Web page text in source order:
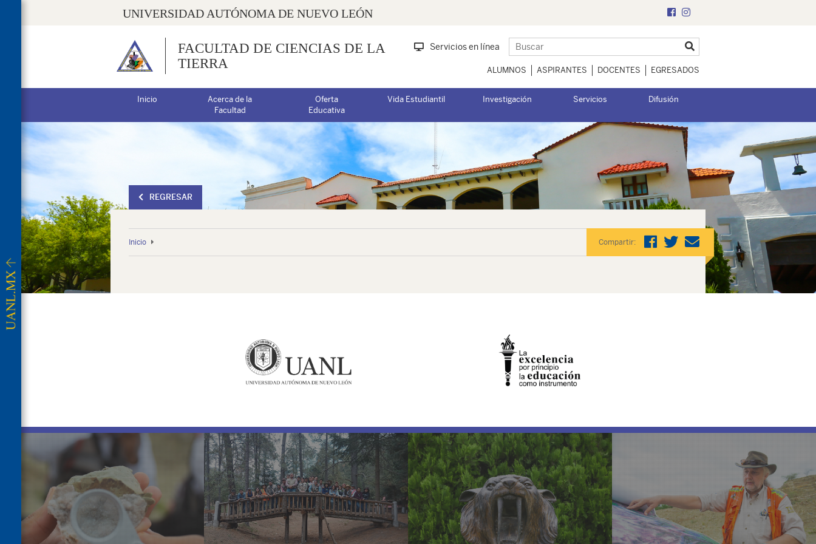
UNIVERSIDAD AUTÓNOMA DE NUEVO LEÓN
FACULTAD DE CIENCIAS DE LA
TIERRA
Servicios en línea
ALUMNOS ASPIRANTES DOCENTES EGRESADOS
Inicio
Acerca de la
Facultad
Oferta
Educativa
Vida Estudiantil Investigación Servicios Difusión
REGRESAR
Inicio Compartir: